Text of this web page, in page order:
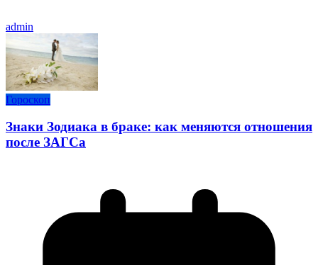
admin
Гороскоп
Знаки Зодиака в браке: как меняются отношения
после ЗАГСа